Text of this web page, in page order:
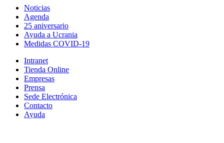
Noticias
Agenda
25 aniversario
Ayuda a Ucrania
Medidas COVID-19
Intranet
Tienda Online
Empresas
Prensa
Sede Electrónica
Contacto
Ayuda